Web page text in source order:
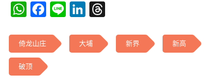
WhatsApp
Facebook
LineLinkedIn
倚龙山庄 大埔 新界 新高
破顶